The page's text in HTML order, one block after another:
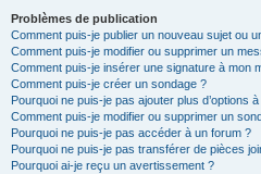
Problèmes de publication
Comment puis-je publier un nouveau sujet ou
Comment puis-je modifier ou supprimer un
Comment puis-je insérer une signature à mon
Comment puis-je créer un sondage ?
Pourquoi ne puis-je pas ajouter plus d’options
Comment puis-je modifier ou supprimer un
Pourquoi ne puis-je pas accéder à un forum ?
Pourquoi ne puis-je pas transférer de pièces
Pourquoi ai-je reçu un avertissement ?